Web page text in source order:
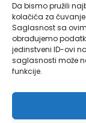
Da bismo pružili
kolačića za
Saglasnost sa
obrađujemo
jedinstveni ID-ovi
saglasnosti može
funkcije.
Odluka o
vanrednim
oktobra/
Hercegovine,